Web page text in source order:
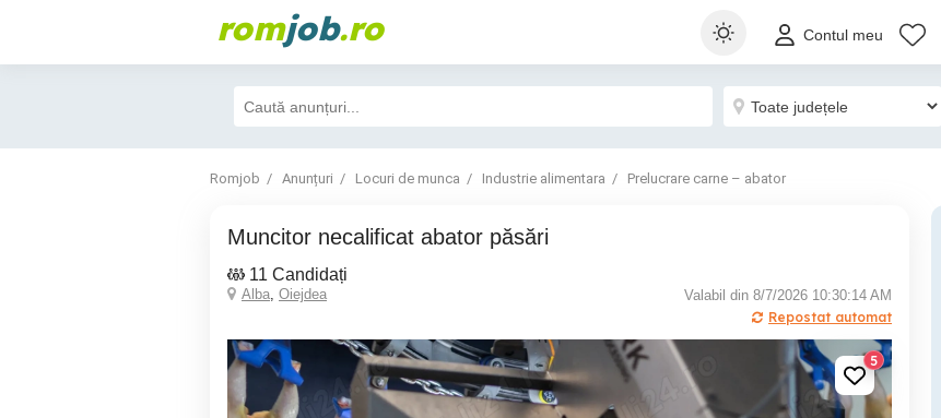
romjob.ro Contul meu
Romjob Anunțuri Locuri de munca Industrie alimentara Prelucrare carne – abator
Muncitor necalificat abator păsări
11 Candidați
Alba, Oiejdea
Valabil din 8/7/2026 10:30:14 AM
Repostat automat
5